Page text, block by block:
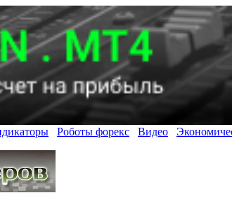
Роботы форекс Видео